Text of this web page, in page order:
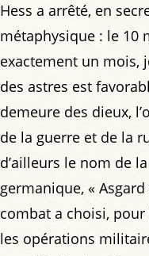
Hess a arrêté, en
métaphysique : le 10
exactement un mois,
des astres est
demeu­re des dieux,
de la guerre et de la
d’ailleurs le nom de
germanique, «
combat a choisi,
les opérations